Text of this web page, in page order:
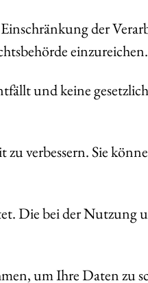
der
einzureichen.
und keine
verbessern. Sie
Die bei der Nutzung
um Ihre Daten zu